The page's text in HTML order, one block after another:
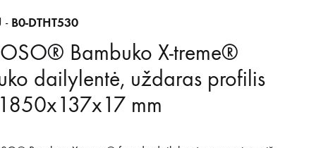
- B0-DTHT530
Bambuko X-treme®
dailylentė, uždaras profilis
mm